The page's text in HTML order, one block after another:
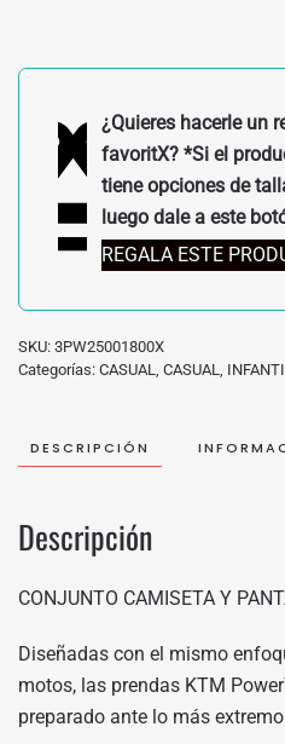
HERO
¿Quieres hacerle un
favoritX? *Si el producto que quieres regalar
tiene opciones de
luego dale a este
REGALA ESTE
SKU: 3PW25001800X
Categorías: CASUAL, CASUAL,
DESCRIPCIÓN
Descripción
CONJUNTO CAMISETA Y
Diseñadas con el mismo
motos, las prendas KTM
preparado ante lo más extremo